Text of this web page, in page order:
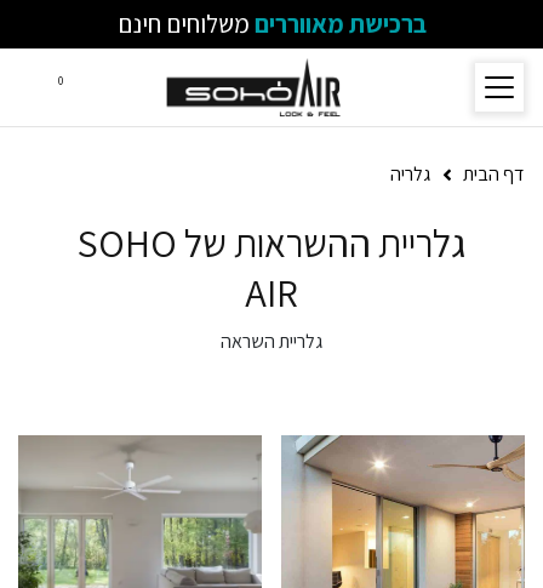
ברכישת מאוורריםמשלוחים חינם
0
דף הבית גלריה
גלריית ההשראות של SOHO
AIR
גלריית השראה